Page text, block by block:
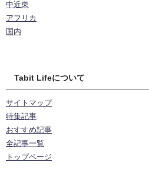
中近東
アフリカ
国内
Tabit Lifeについて
サイトマップ
特集記事
おすすめ記事
全記事一覧
トップページ